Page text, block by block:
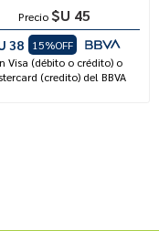
Precio $U 45
38
15%OFF
Visa (débito o crédito) o
(credito) del BBVA